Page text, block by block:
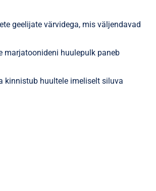
geelijate värvidega, mis väljendavad
marjatoonideni huulepulk paneb
kinnistub huultele imeliselt siluva